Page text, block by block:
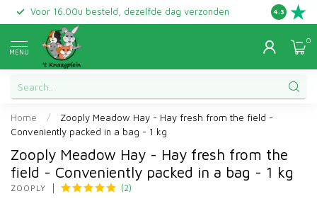
Voor 16.00u besteld, dezelfde dag verzonden Gratis
4.3
MENU
0
Home /
Zooply Meadow Hay - Hay fresh from the field -
Conveniently packed in a bag - 1 kg
Zooply Meadow Hay - Hay fresh from the
field - Conveniently packed in a bag - 1 kg
ZOOPLY (2)